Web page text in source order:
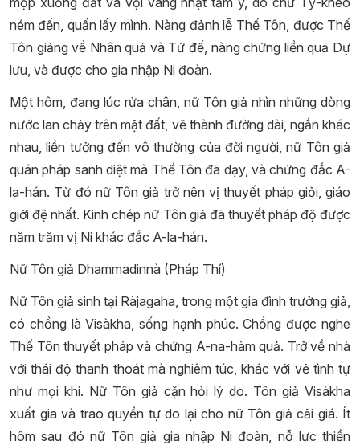
ném đến, quấn lấy mình. Nàng đảnh lễ Thế Tôn, được Thế
Tôn giảng về Nhân quả và Tứ đế, nàng chứng liền quả Dự
lưu, và được cho gia nhập Ni đoàn.
Một hôm, đang lúc rửa chân, nữ Tôn giả nhìn những dòng
nước lan chảy trên mặt đất, vẽ thành đường dài, ngắn khác
nhau, liền tưởng đến vô thường của đời người, nữ Tôn giả
quán pháp sanh diệt mà Thế Tôn đã dạy, và chứng đắc A-
la-hán. Từ đó nữ Tôn giả trở nên vị thuyết pháp giỏi, giáo
giới đệ nhất. Kinh chép nữ Tôn giả đã thuyết pháp độ được
năm trăm vị Ni khác đắc A-la-hán.
Nữ Tôn giả Dhammadinnà (Pháp Thí)
Nữ Tôn giả sinh tại Ràjagaha, trong một gia đình trưởng giả,
có chồng là Visàkha, sống hạnh phúc. Chồng được nghe
Thế Tôn thuyết pháp và chứng A-na-hàm quả. Trở về nhà
với thái độ thanh thoát mà nghiêm túc, khác với vẻ tình tự
như mọi khi. Nữ Tôn giả cặn hỏi lý do. Tôn giả Visàkha
xuất gia và trao quyền tự do lại cho nữ Tôn giả cải giá. Ít
hôm sau đó nữ Tôn giả gia nhập Ni đoàn, nỗ lực thiền